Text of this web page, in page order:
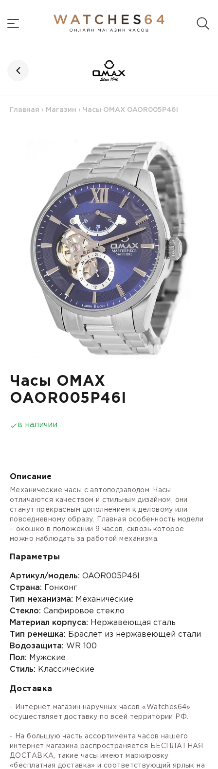
Главная › Магазин › Часы OMAX OAOR005P46I
Часы OMAX
OAOR005P46I
в наличии
Описание
Механические часы с автоподзаводом. Часы
отличаются качеством и стильным дизайном, они
станут прекрасным дополнением к деловому или
повседневному образу. Главная особенность модели
– окошко в положении 9 часов, сквозь которое
можно наблюдать за работой механизма.
Параметры
Артикул/модель: OAOR005P46I
Страна: Гонконг
Тип механизма: Механические
Стекло: Сапфировое стекло
Материал корпуса: Нержавеющая сталь
Тип ремешка: Браслет из нержавеющей стали
Водозащита: WR 100
Пол: Мужские
Стиль: Классические
Доставка
- Интернет магазин наручных часов «Watches64»
осуществляет доставку по всей территории РФ.
- На большую часть ассортимента часов нашего
интернет магазина распространяется БЕСПЛАТНАЯ
ДОСТАВКА, такие часы имеют маркировку
«бесплатная доставка» и соответствующий ярлык на